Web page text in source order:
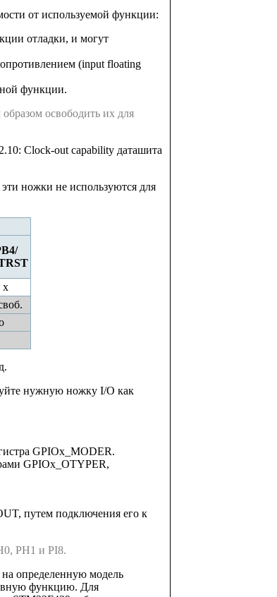
от используемой функции:
отладки, и могут
(input floating
функции.
освободить их для
Clock-out capability даташита
ножки не используются для
x
нужную ножку I/O как
GPIOx_MODER.
GPIOx_OTYPER,
путем подключения его к
PH1 и PI8.
определенную модель
функцию. Для